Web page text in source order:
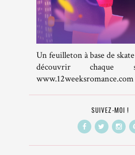
Un feuilleton à base de
découvrir chaque
www.12weeksromance.com
SUIVEZ-MOI !